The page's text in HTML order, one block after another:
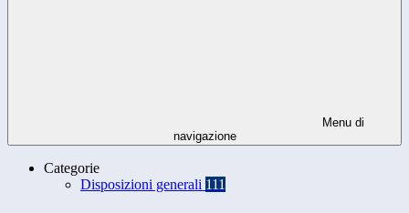
Menu di
navigazione
Categorie
Disposizioni generali 111